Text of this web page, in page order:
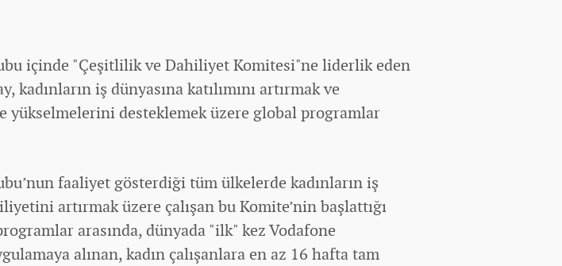
içinde "Çeşitlilik ve Dahiliyet Komitesi"ne liderlik eden
kadınların iş dünyasına katılımını artırmak ve
yükselmelerini desteklemek üzere global programlar
faaliyet gösterdiği tüm ülkelerde kadınların iş
artırmak üzere çalışan bu Komite’nin başlattığı
arasında, dünyada "ilk" kez Vodafone
alınan, kadın çalışanlara en az 16 hafta tam